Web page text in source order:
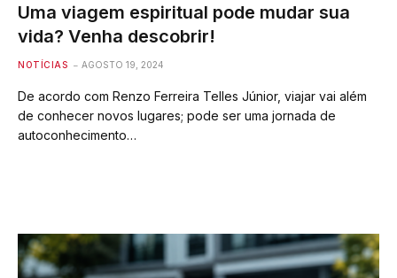
Uma viagem espiritual pode mudar sua
vida? Venha descobrir!
NOTÍCIAS AGOSTO 19, 2024
De acordo com Renzo Ferreira Telles Júnior, viajar vai além
de conhecer novos lugares; pode ser uma jornada de
autoconhecimento…